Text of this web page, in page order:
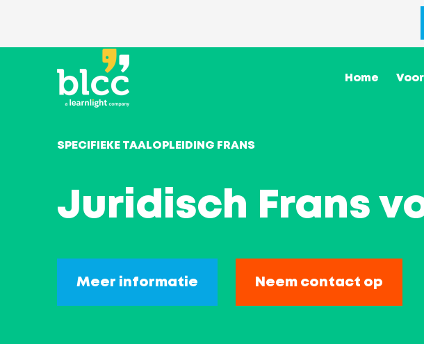
Home
SPECIFIEKE TAALOPLEIDING FRANS
Juridisch Frans
Meer informatie Neem contact op